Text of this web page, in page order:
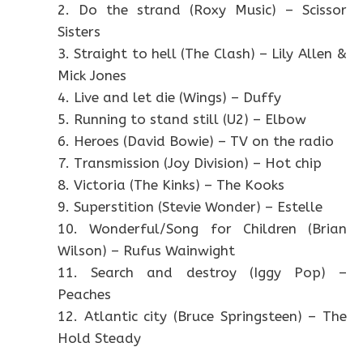
2. Do the strand (Roxy Music) – Scissor
Sisters
3. Straight to hell (The Clash) – Lily Allen &
Mick Jones
4. Live and let die (Wings) – Duffy
5. Running to stand still (U2) – Elbow
6. Heroes (David Bowie) – TV on the radio
7. Transmission (Joy Division) – Hot chip
8. Victoria (The Kinks) – The Kooks
9. Superstition (Stevie Wonder) – Estelle
10. Wonderful/Song for Children (Brian
Wilson) – Rufus Wainwight
11. Search and destroy (Iggy Pop) –
Peaches
12. Atlantic city (Bruce Springsteen) – The
Hold Steady